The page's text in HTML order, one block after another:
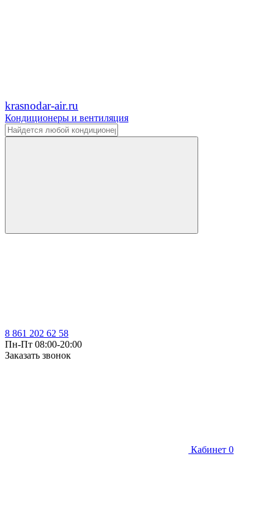
krasnodar-air.ru
Кондиционеры и вентиляция
8 861 202 62 58
Пн-Пт 08:00-20:00
Заказать звонок
Кабинет 0